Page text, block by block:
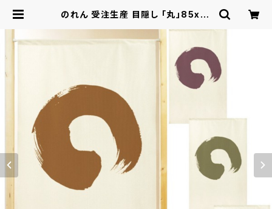
のれん 受注生産 目隠し 「丸」85x15
ファブリック・敷物 | ロシナンテ！オン
ライン - 総合ショッピングサイト -